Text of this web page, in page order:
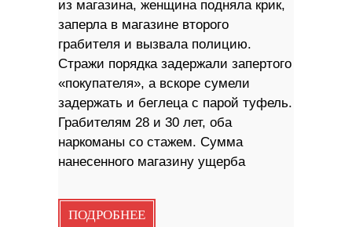
из магазина, женщина подняла крик,
заперла в магазине второго
грабителя и вызвала полицию.
Стражи порядка задержали запертого
«покупателя», а вскоре сумели
задержать и беглеца с парой туфель.
Грабителям 28 и 30 лет, оба
наркоманы со стажем. Сумма
нанесенного магазину ущерба
ПОДРОБНЕЕ